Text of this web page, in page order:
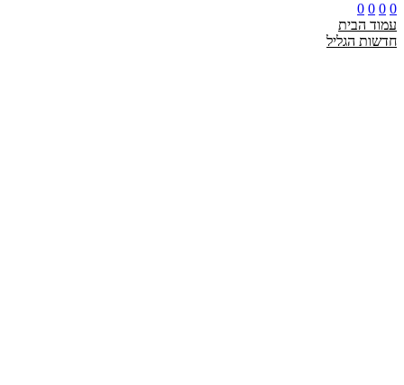
0
0
0
0
עמוד הבית
חדשות הגליל